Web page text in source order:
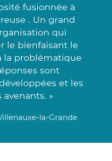
fusionnée à
. Un grand
qui
le bienfaisant le
la problématique
sont
et les
»
la-Grande